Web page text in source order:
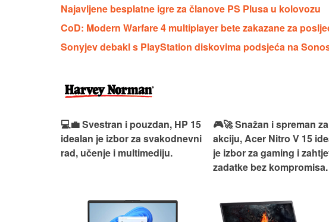
Najavljene besplatne igre za članove PS Plusa u kolovozu
CoD: Modern Warfare 4 multiplayer bete zakazane za
Sonyjev debakl s PlayStation diskovima podsjeća na
💻💼 Svestran i pouzdan, HP 15
idealan je izbor za svakodnevni
rad, učenje i multimediju.
🎮🚀 Snažan i spreman za
akciju, Acer Nitro V 15
je izbor za gaming i
zadatke bez kompromisa.